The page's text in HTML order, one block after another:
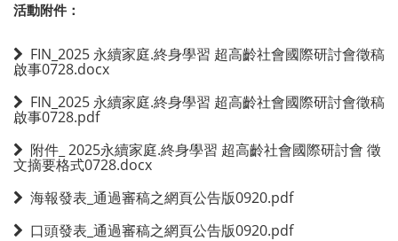
活動附件：
FIN_2025 永續家庭.終身學習 超高齡社會國際研討會徵稿
啟事0728.docx
FIN_2025 永續家庭.終身學習 超高齡社會國際研討會徵稿
啟事0728.pdf
附件_ 2025永續家庭.終身學習 超高齡社會國際研討會 徵
文摘要格式0728.docx
海報發表_通過審稿之網頁公告版0920.pdf
口頭發表_通過審稿之網頁公告版0920.pdf